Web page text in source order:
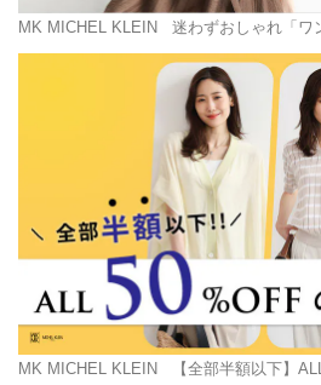
MK MICHEL KLEIN 迷わずおしゃれ「ワ
MK MICHEL KLEIN 【全部半額以下】